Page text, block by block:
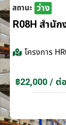
สถานะ ว่าง
R08H สำนัก
โครงการ
฿22,000 / ต่